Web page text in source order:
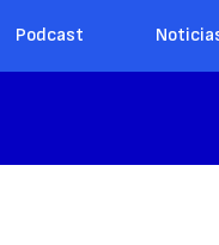
Podcast